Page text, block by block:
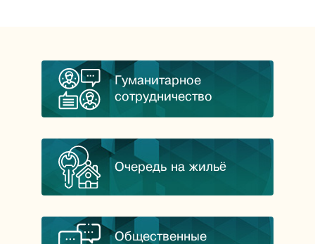
Гуманитарное
сотрудничество
Очередь на жильё
Общественные